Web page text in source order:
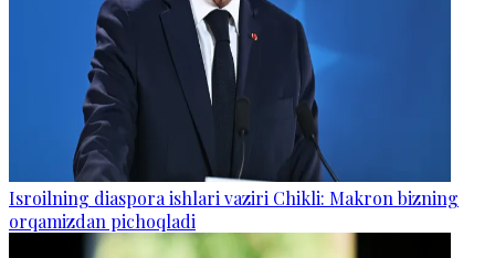
Isroilning diaspora ishlari vaziri Chikli: Makron bizning
orqamizdan pichoqladi